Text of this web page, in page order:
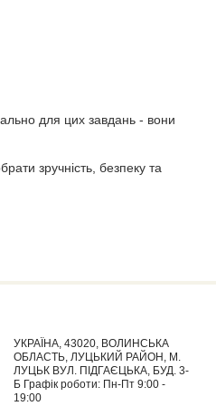
для цих завдань - вони
зручність, безпеку та
як звичайний
УКРАЇНА, 43020, ВОЛИНСЬКА
ОБЛАСТЬ, ЛУЦЬКИЙ РАЙОН, М.
ЛУЦЬК ВУЛ. ПІДГАЄЦЬКА, БУД. 3-
Б Графік роботи: Пн-Пт 9:00 -
19:00